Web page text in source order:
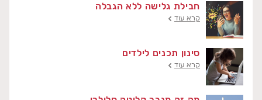
חבילת גלישה ללא הגבלה
קרא עוד
סינון תכנים לילדים
קרא עוד